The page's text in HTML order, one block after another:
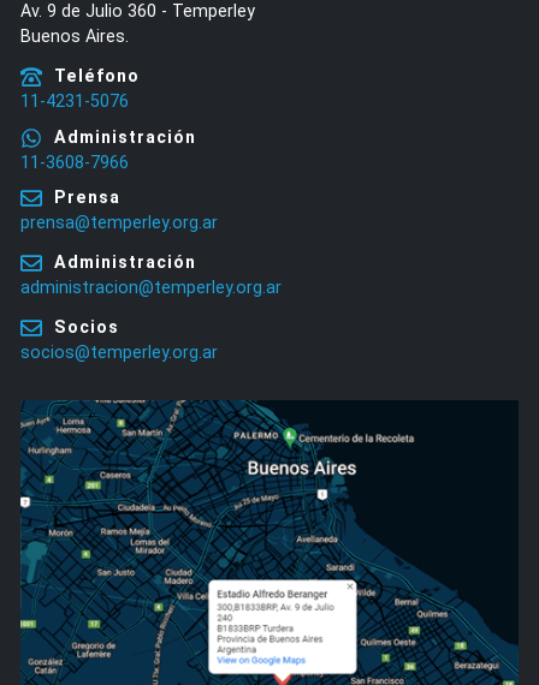
Av. 9 de Julio 360 - Temperley
Buenos Aires.
Teléfono
11-4231-5076
Administración
11-3608-7966
Prensa
prensa@temperley.org.ar
Administración
administracion@temperley.org.ar
Socios
socios@temperley.org.ar